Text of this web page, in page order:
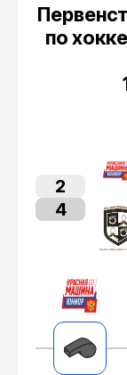
по
2
4